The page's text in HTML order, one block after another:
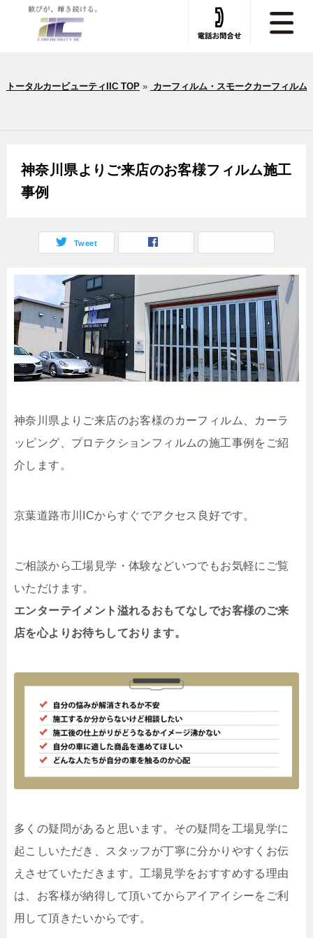
トータルカービューティIIC TOP» カーフィルム・スモークカーフィルム
神奈川県よりご来店のお客様フィルム施工
事例
Tweet
神奈川県よりご来店のお客様のカーフィルム、カーラ
ッピング、プロテクションフィルムの施工事例をご紹
介します。
京葉道路市川ICからすぐでアクセス良好です。
ご相談から工場見学・体験などいつでもお気軽にご覧
いただけます。
エンターテイメント溢れるおもてなしでお客様のご来
店を心よりお待ちしております。
多くの疑問があると思います。その疑問を工場見学に
起こしいただき、スタッフが丁寧に分かりやすくお伝
えさせていただきます。工場見学をおすすめする理由
は、お客様が納得して頂いてからアイアイシーをご利
用して頂きたいからです。